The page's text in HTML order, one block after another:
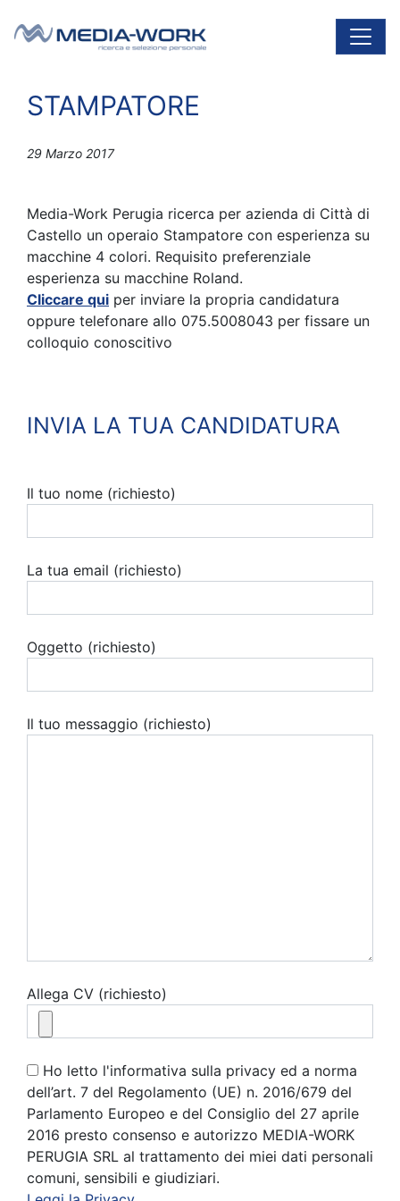
Navigazione principale
STAMPATORE
29 Marzo 2017
Media-Work Perugia ricerca per azienda di Città di
Castello un operaio Stampatore con esperienza su
macchine 4 colori. Requisito preferenziale
esperienza su macchine Roland.
Cliccare qui per inviare la propria candidatura
oppure telefonare allo 075.5008043 per fissare un
colloquio conoscitivo
INVIA LA TUA CANDIDATURA
Il tuo nome (richiesto)
La tua email (richiesto)
Oggetto (richiesto)
Il tuo messaggio (richiesto)
Allega CV (richiesto)
Ho letto l'informativa sulla privacy ed a norma
dell’art. 7 del Regolamento (UE) n. 2016/679 del
Parlamento Europeo e del Consiglio del 27 aprile
2016 presto consenso e autorizzo MEDIA-WORK
PERUGIA SRL al trattamento dei miei dati personali
comuni, sensibili e giudiziari.